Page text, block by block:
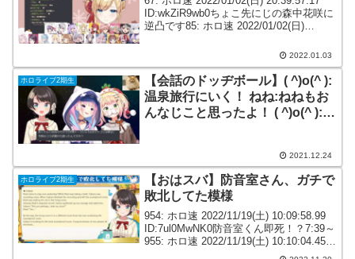
ID:wkZiR9wb0ちょこ先にじの森中花咲に
逆凸です85: ホロ速 2022/01/02(日)
2022.01.03
ホロライブ2期生
【会話のドッヂボール】( ^)o(^ ):
温泉旅行にいく！ ねね:ねねもお
んなじこと思ったよ！ ( ^)o(^ ):な
2021.12.24
ホロライブ2期生
【おはスバ】防音室さん、ガチで
敗北してた模様
954: ホロ速 2022/11/19(土) 10:09:58.99
ID:7ul0MwNK0防音室くん即死！？7:39～
955: ホロ速 2022/11/19(土) 10:10:04.45
ID:Emteo/Kr0高架下を防ぐのはきつい